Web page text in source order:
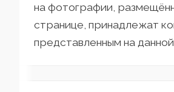
на фотографии,
странице, принадлежат
представленным на